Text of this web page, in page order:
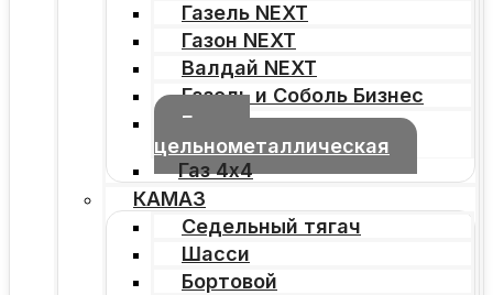
Газель NEXT
Газон NEXT
Валдай NEXT
Газель и Соболь Бизнес
Газель
цельнометаллическая
Газ 4х4
КАМАЗ
Седельный тягач
Шасси
Бортовой